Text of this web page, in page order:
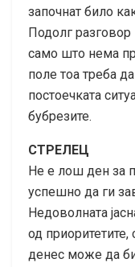
започнат било
Подолг
само што нема
поле тоа треба
постоечката
бубрезите.
СТРЕЛЕЦ
Не е лош ден за
успешно да ги
Недоволната
од приоритетите,
денес може да